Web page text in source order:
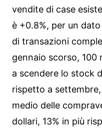
vendite di case
è +0.8%, per un
di transazioni
gennaio scorso, 100
a scendere lo stock
rispetto a
medio delle
dollari, 13% in più